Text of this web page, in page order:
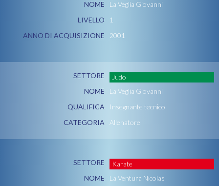
NOME
La Veglia Giovanni
LIVELLO
1
ANNO DI ACQUISIZIONE
2001
SETTORE
Judo
NOME
La Veglia Giovanni
QUALIFICA
Insegnante tecnico
CATEGORIA
Allenatore
SETTORE
Karate
NOME
La Ventura Nicolas